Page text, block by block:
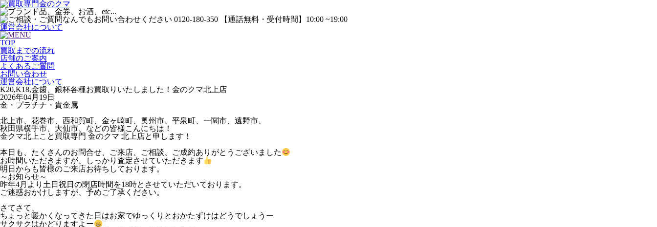
運営会社について
TOP
買取までの流れ
店舗のご案内
よくあるご質問
お問い合わせ
運営会社について
K20,K18,金歯、銀杯各種お買取りいたしました！金のクマ北上店
2026年04月19日
金・プラチナ・貴金属
北上市、花巻市、西和賀町、金ヶ崎町、奥州市、平泉町、一関市、遠野市、
秋田県横手市、大仙市、などの皆様こんにちは！
金クマ北上こと買取専門 金のクマ 北上店と申します！
本日も、たくさんのお問合せ、ご来店、ご相談、ご成約ありがとうございました
お時間いただきますが、しっかり査定させていただきます
明日からも皆様のご来店お待ちしております。
～お知らせ～
昨年4月より土日祝日の閉店時間を18時とさせていただいております。
ご迷惑おかけしますが、予めご了承ください。
さてさて、
ちょっと暖かくなってきた日はお家でゆっくりとおかたずけはどうでしょうー
サクサクはかどりますよー